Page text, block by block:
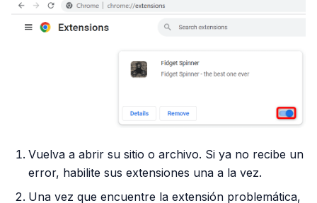
Vuelva a abrir su sitio o archivo. Si ya no recibe un
error, habilite sus extensiones una a la vez.
Una vez que encuentre la extensión problemática,